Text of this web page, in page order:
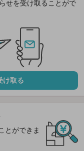
せを受け取ることがで
け取る
とができま